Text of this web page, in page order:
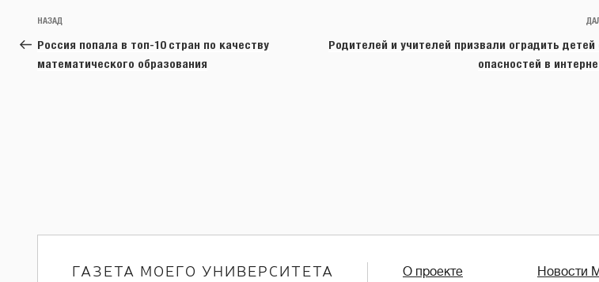
Навигация
по
записям
Предыдущая
запись:
НАЗАД
Россия попала в топ-10 стран по качеству
математического образования
Родителей и учителей призвали оградить детей
опасностей в
ГАЗЕТА МОЕГО УНИВЕРСИТЕТА
О проекте
Новости